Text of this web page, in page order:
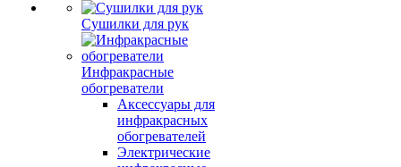
Сушилки для рук
Инфракрасные
обогреватели
Аксессуары для
инфракрасных
обогревателей
Электрические